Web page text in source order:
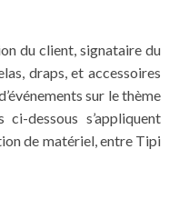
du client, signataire du
draps, et accessoires
sur le thème
dessous s’appliquent
de matériel, entre Tipi